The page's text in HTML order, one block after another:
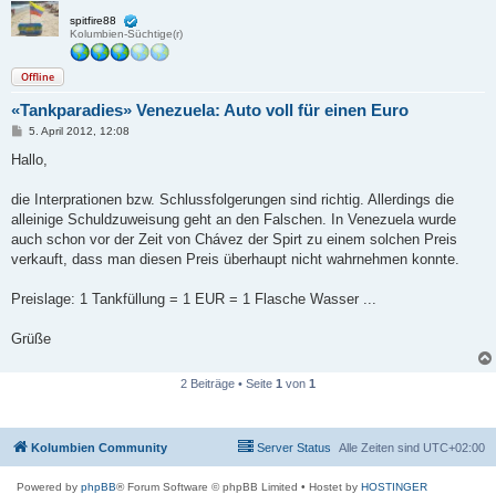
spitfire88
Kolumbien-Süchtige(r)
Offline
«Tankparadies» Venezuela: Auto voll für einen Euro
B
i
a
5. April 2012, 12:08
Hallo,
die Interprationen bzw. Schlussfolgerungen sind richtig. Allerdings die
alleinige Schuldzuweisung geht an den Falschen. In Venezuela wurde
auch schon vor der Zeit von Chávez der Spirt zu einem solchen Preis
verkauft, dass man diesen Preis überhaupt nicht wahrnehmen konnte.
Preislage: 1 Tankfüllung = 1 EUR = 1 Flasche Wasser ...
Grüße
2 Beiträge • Seite 1 von 1
Kolumbien Community Alle Zeiten sind UTC+02:00
Server Status
Powered by phpBB® Forum Software © phpBB Limited • Hostet by HOSTINGER